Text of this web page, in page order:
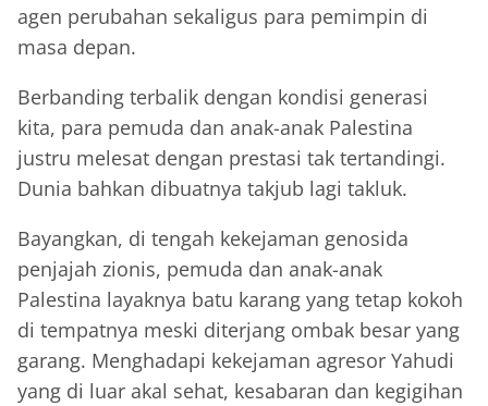
agen perubahan sekaligus para pemimpin di
masa depan.
Berbanding terbalik dengan kondisi generasi
kita, para pemuda dan anak-anak Palestina
justru melesat dengan prestasi tak tertandingi.
Dunia bahkan dibuatnya takjub lagi takluk.
Bayangkan, di tengah kekejaman genosida
penjajah zionis, pemuda dan anak-anak
Palestina layaknya batu karang yang tetap kokoh
di tempatnya meski diterjang ombak besar yang
garang. Menghadapi kekejaman agresor Yahudi
yang di luar akal sehat, kesabaran dan kegigihan